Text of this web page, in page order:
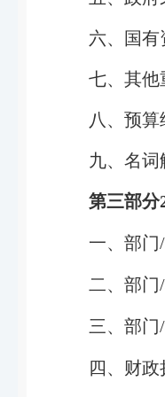
六、国有
七、其他
八、预
九、名词
第三部分
一、部门/
二、部门/
三、部门/
四、财